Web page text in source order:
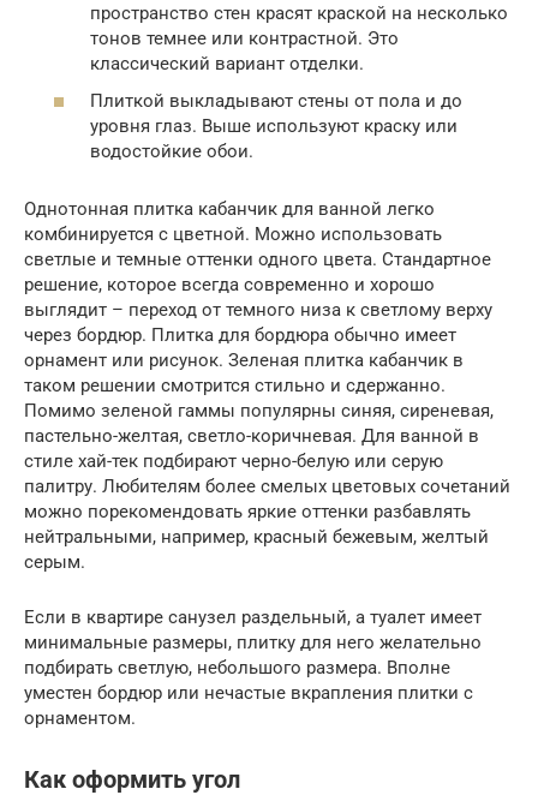
пространство стен красят краской на несколько
тонов темнее или контрастной. Это
классический вариант отделки.
Плиткой выкладывают стены от пола и до
уровня глаз. Выше используют краску или
водостойкие обои.
Однотонная плитка кабанчик для ванной легко
комбинируется с цветной. Можно использовать
светлые и темные оттенки одного цвета. Стандартное
решение, которое всегда современно и хорошо
выглядит – переход от темного низа к светлому верху
через бордюр. Плитка для бордюра обычно имеет
орнамент или рисунок. Зеленая плитка кабанчик в
таком решении смотрится стильно и сдержанно.
Помимо зеленой гаммы популярны синяя, сиреневая,
пастельно-желтая, светло-коричневая. Для ванной в
стиле хай-тек подбирают черно-белую или серую
палитру. Любителям более смелых цветовых сочетаний
можно порекомендовать яркие оттенки разбавлять
нейтральными, например, красный бежевым, желтый
серым.
Если в квартире санузел раздельный, а туалет имеет
минимальные размеры, плитку для него желательно
подбирать светлую, небольшого размера. Вполне
уместен бордюр или нечастые вкрапления плитки с
орнаментом.
Как оформить угол